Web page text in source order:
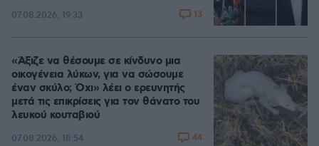
07.08.2026, 19:33 13
«Άξιζε να θέσουμε σε κίνδυνο μια
οικογένεια λύκων, για να σώσουμε
έναν σκύλο; Όχι» λέει ο ερευνητής
μετά τις επικρίσεις για τον θάνατο του
λευκού κουταβιού
07.08.2026, 18:54 44